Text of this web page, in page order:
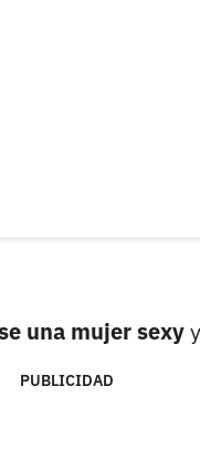
una mujer sexy
PUBLICIDAD